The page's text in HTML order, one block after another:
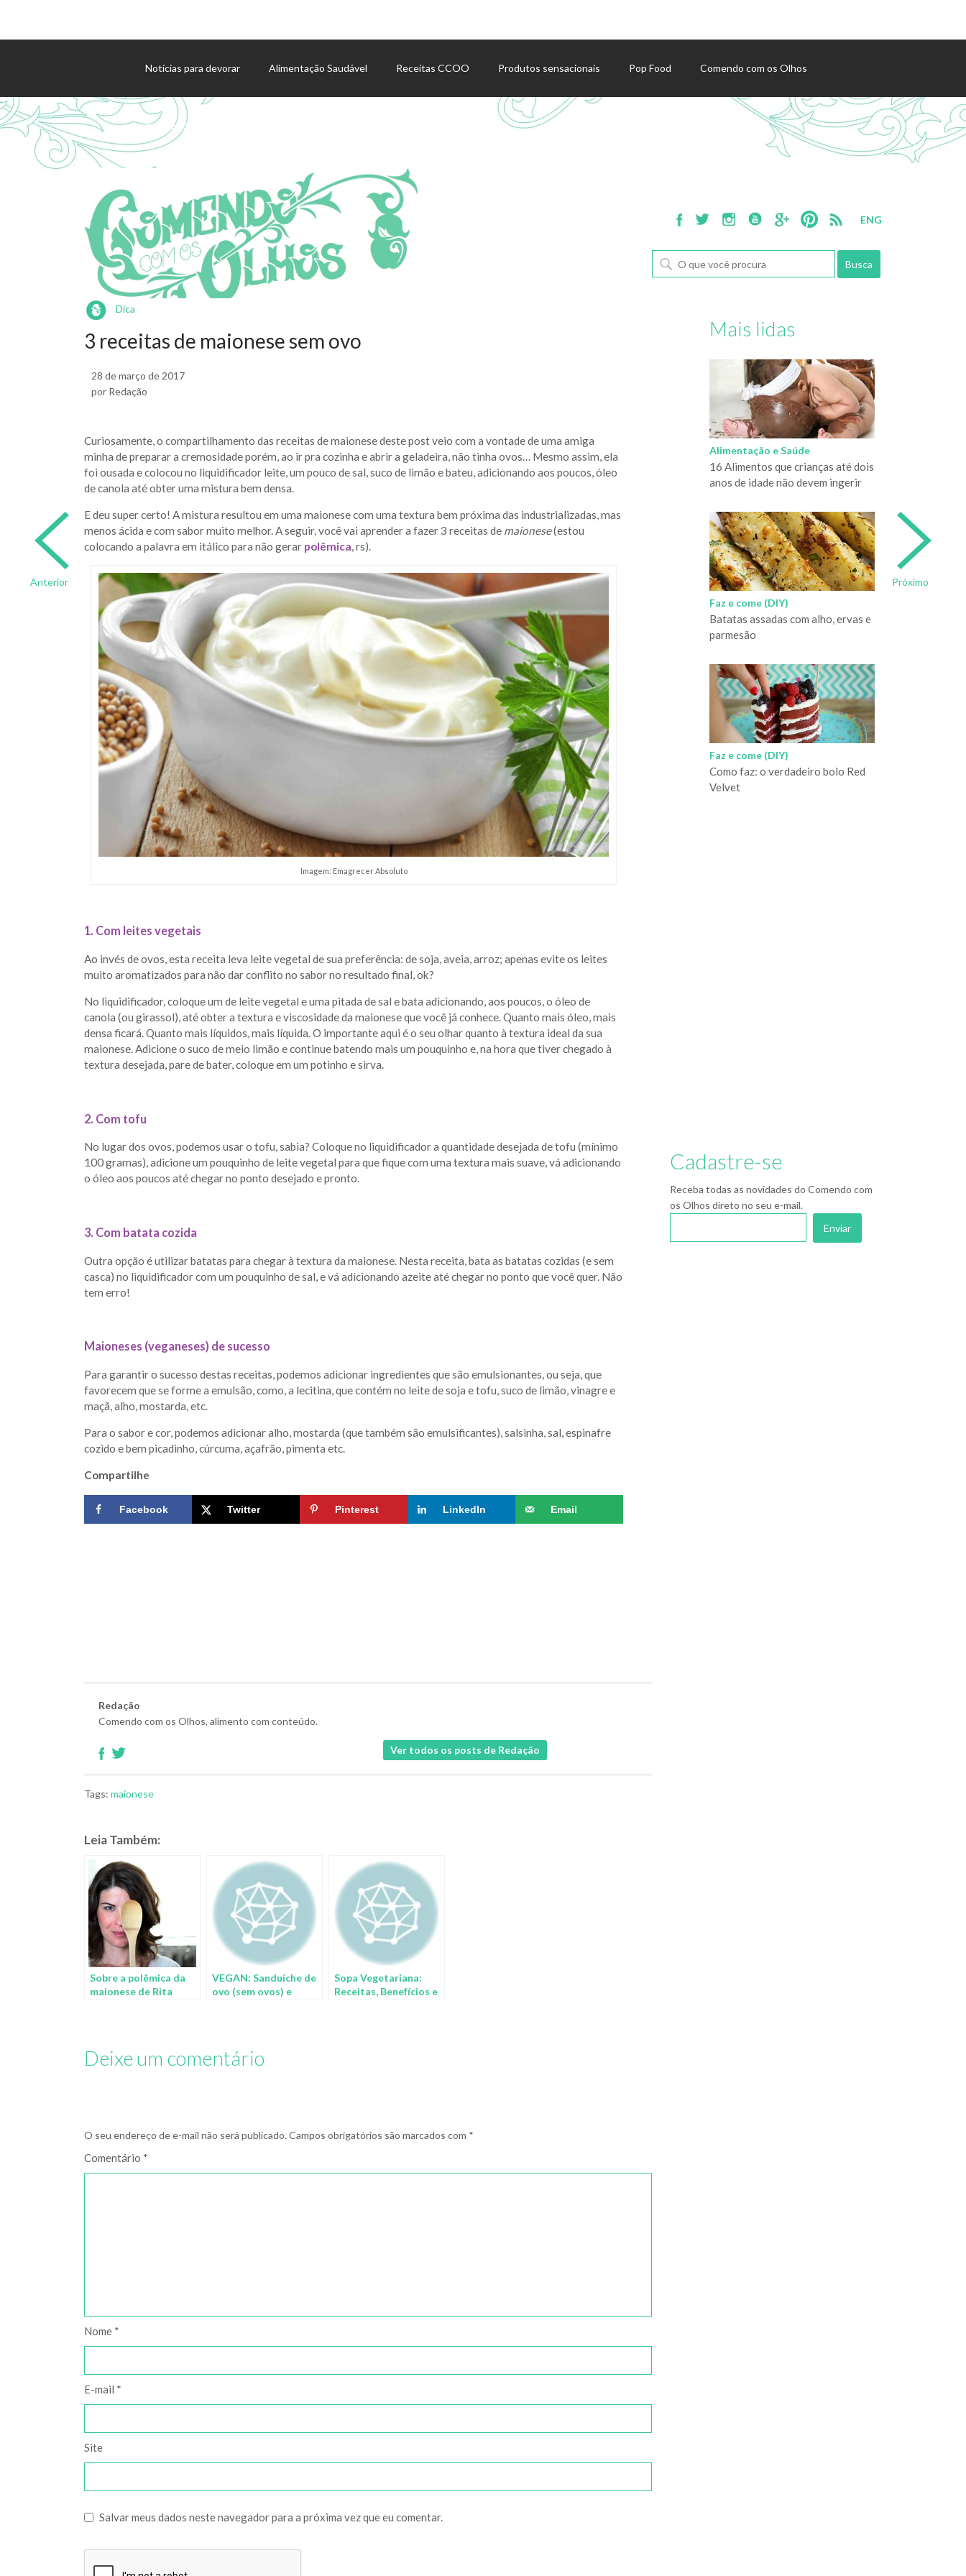
Notícias para devorar Alimentação Saudável Receitas CCOO Produtos sensacionais Pop Food Comendo com os Olhos
Agenda de eventos
ENG
Anterior Próximo
Dica
3 receitas de maionese sem ovo
28 de março de 2017
por Redação
Curiosamente, o compartilhamento das receitas de maionese deste post veio com a vontade de uma amiga
minha de preparar a cremosidade porém, ao ir pra cozinha e abrir a geladeira, não tinha ovos… Mesmo assim, ela
foi ousada e colocou no liquidificador leite, um pouco de sal, suco de limão e bateu, adicionando aos poucos, óleo
de canola até obter uma mistura bem densa.
E deu super certo! A mistura resultou em uma maionese com uma textura bem próxima das industrializadas, mas
menos ácida e com sabor muito melhor. A seguir, você vai aprender a fazer 3 receitas de maionese(estou
colocando a palavra em itálico para não gerar polêmica, rs).
Imagem: Emagrecer Absoluto
1. Com leites vegetais
Ao invés de ovos, esta receita leva leite vegetal de sua preferência: de soja, aveia, arroz; apenas evite os leites
muito aromatizados para não dar conflito no sabor no resultado final, ok?
No liquidificador, coloque um de leite vegetal e uma pitada de sal e bata adicionando, aos poucos, o óleo de
canola (ou girassol), até obter a textura e viscosidade da maionese que você já conhece. Quanto mais óleo, mais
densa ficará. Quanto mais líquidos, mais líquida. O importante aqui é o seu olhar quanto à textura ideal da sua
maionese. Adicione o suco de meio limão e continue batendo mais um pouquinho e, na hora que tiver chegado à
textura desejada, pare de bater, coloque em um potinho e sirva.
2. Com tofu
No lugar dos ovos, podemos usar o tofu, sabia? Coloque no liquidificador a quantidade desejada de tofu (mínimo
100 gramas), adicione um pouquinho de leite vegetal para que fique com uma textura mais suave, vá adicionando
o óleo aos poucos até chegar no ponto desejado e pronto.
3. Com batata cozida
Outra opção é utilizar batatas para chegar à textura da maionese. Nesta receita, bata as batatas cozidas (e sem
casca) no liquidificador com um pouquinho de sal, e vá adicionando azeite até chegar no ponto que você quer. Não
tem erro!
Maioneses (veganeses) de sucesso
Para garantir o sucesso destas receitas, podemos adicionar ingredientes que são emulsionantes, ou seja, que
favorecem que se forme a emulsão, como, a lecitina, que contém no leite de soja e tofu, suco de limão, vinagre e
maçã, alho, mostarda, etc.
Para o sabor e cor, podemos adicionar alho, mostarda (que também são emulsificantes), salsinha, sal, espinafre
cozido e bem picadinho, cúrcuma, açafrão, pimenta etc.
Compartilhe
Facebook Twitter Pinterest LinkedIn Email
Redação
Comendo com os Olhos, alimento com conteúdo.
Ver todos os posts de Redação
Tags: maionese
Leia Também:
Sobre a polêmica da
maionese de Rita
VEGAN: Sanduíche de
ovo (sem ovos) e
Sopa Vegetariana:
Receitas, Benefícios e
Deixe um comentário
O seu endereço de e-mail não será publicado. Campos obrigatórios são marcados com *
Comentário *
Nome *
E-mail *
Site
Salvar meus dados neste navegador para a próxima vez que eu comentar.
Mais lidas
Alimentação e Saúde
16 Alimentos que crianças até dois
anos de idade não devem ingerir
Faz e come (DIY)
Batatas assadas com alho, ervas e
parmesão
Faz e come (DIY)
Como faz: o verdadeiro bolo Red
Velvet
Cadastre-se
Receba todas as novidades do Comendo com
os Olhos direto no seu e-mail.